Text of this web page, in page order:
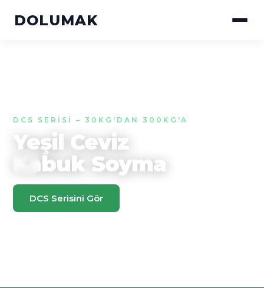
DOLUMAK
DCS SERISI – 30KG'DAN 300KG'A
Yeşil Ceviz
Kabuk Soyma
DCS Serisini Gör